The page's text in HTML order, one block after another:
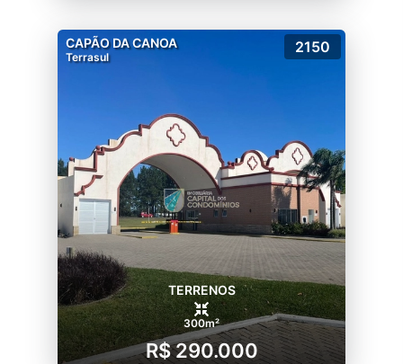
CAPÃO DA CANOA
Terrasul
2150
TERRENOS
300m²
R$ 290.000